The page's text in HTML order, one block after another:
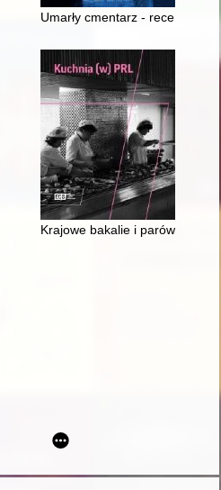
historii rodziny Cur, drzewo
Umarły cmentarz - recenzja]
Trzcianki po II wojnie światowej
Krajowe bakalie i parówki z
z mennicy gdańskiej w latach